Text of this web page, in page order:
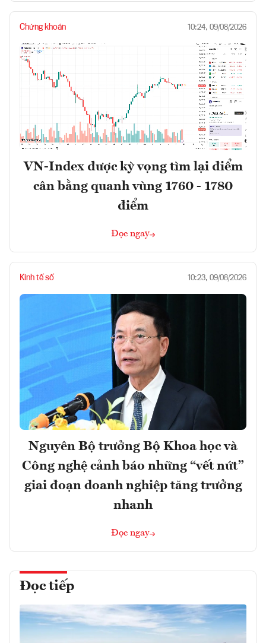
Chứng khoán 10:24, 09/08/2026
VN-Index được kỳ vọng tìm lại điểm
cân bằng quanh vùng 1760 - 1780
điểm
Đọc ngay
Kinh tế số 10:23, 09/08/2026
Nguyên Bộ trưởng Bộ Khoa học và
Công nghệ cảnh báo những “vết nứt”
giai đoạn doanh nghiệp tăng trưởng
nhanh
Đọc ngay
Đọc tiếp